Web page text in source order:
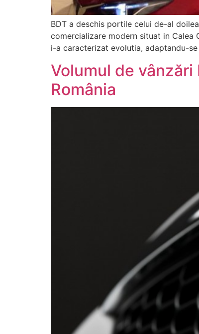
BDT a deschis portile celui de-al
comercializare modern situat in Calea
i-a caracterizat evolutia, adaptandu-
Volumul de
România